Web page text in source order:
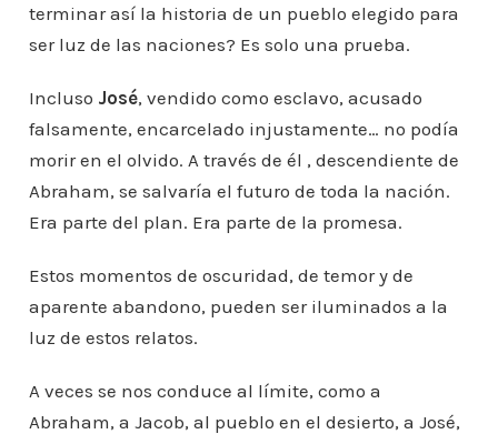
terminar así la historia de un pueblo elegido para
ser luz de las naciones? Es solo una prueba.
Incluso José, vendido como esclavo, acusado
falsamente, encarcelado injustamente… no podía
morir en el olvido. A través de él , descendiente de
Abraham, se salvaría el futuro de toda la nación.
Era parte del plan. Era parte de la promesa.
Estos momentos de oscuridad, de temor y de
aparente abandono, pueden ser iluminados a la
luz de estos relatos.
A veces se nos conduce al límite, como a
Abraham, a Jacob, al pueblo en el desierto, a José,